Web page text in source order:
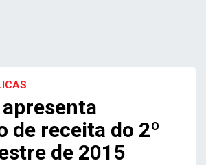
de receita do 2º
de 2015